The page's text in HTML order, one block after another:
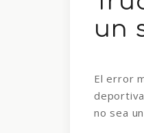
un
El error
no sea